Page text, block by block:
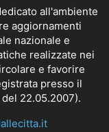
all'ambiente
aggiornamenti
nazionale e
realizzate nei
e favorire
presso il
22.05.2007).